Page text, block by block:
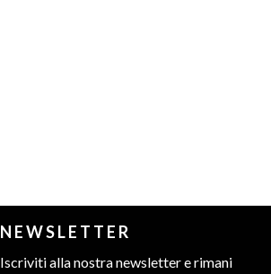
NEWSLETTER
Iscriviti alla nostra newsletter e rimani